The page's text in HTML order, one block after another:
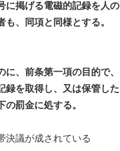
掲げる電磁的記録を人の
、同項と同様とする。
、前条第一項の目的で、
録を取得し、又は保管した
罰金に処する。
決議が成されている